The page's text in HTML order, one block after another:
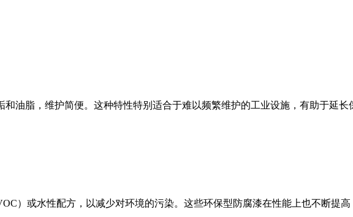
脂，维护简便。这种特性特别适合于难以频繁维护的工业设施，有助于延长
或水性配方，以减少对环境的污染。这些环保型防腐漆在性能上也不断提